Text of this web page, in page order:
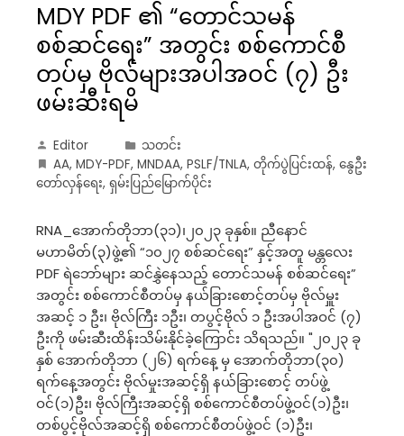
MDY PDF ၏ “တောင်သမန်
စစ်ဆင်ရေး” အတွင်း စစ်ကောင်စီ
တပ်မှ ဗိုလ်များအပါအဝင် (၇) ဦး
ဖမ်းဆီးရမိ
Editor
သတင်း
AA, MDY-PDF, MNDAA, PSLF/TNLA, တိုက်ပွဲပြင်းထန်, နွေဦး
တော်လှန်ရေး, ရှမ်းပြည်မြောက်ပိုင်း
RNA_အောက်တိုဘာ(၃၁)၊၂၀၂၃ ခုနှစ်။ ညီနောင်
မဟာမိတ်(၃)ဖွဲ့၏ “၁၀၂၇ စစ်ဆင်ရေး” နှင့်အတူ မန္တလေး
PDF ရဲဘော်များ ဆင်နွှဲနေသည့် တောင်သမန် စစ်ဆင်ရေး”
အတွင်း စစ်ကောင်စီတပ်မှ နယ်ခြားစောင့်တပ်မှ ဗိုလ်မှူး
အဆင့် ၁ ဦး၊ ဗိုလ်ကြီး ၁ဦး၊ တပွင့်ဗိုလ် ၁ ဦးအပါအဝင် (၇)
ဦးကို ဖမ်းဆီးထိန်းသိမ်းနိုင်ခဲ့ကြောင်း သိရသည်။ "၂၀၂၃ ခု
နှစ် အောက်တိုဘာ (၂၆) ရက်နေ့ မှ အောက်တိုဘာ(၃၀)
ရက်နေ့အတွင်း ဗိုလ်မှုးအဆင့်ရှိ နယ်ခြားစောင့် တပ်ဖွဲ့
ဝင်(၁)ဦး၊ ဗိုလ်ကြီးအဆင့်ရှိ စစ်ကောင်စီတပ်ဖွဲ့ဝင်(၁)ဦး၊
တစ်ပွင့်ဗိုလ်အဆင့်ရှိ စစ်ကောင်စီတပ်ဖွဲ့ဝင် (၁)ဦး၊